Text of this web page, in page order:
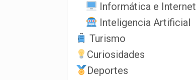
Informática e Internet
Inteligencia Artificial
Turismo
Curiosidades
Deportes